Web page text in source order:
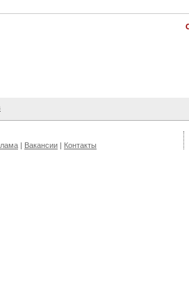
| Вакансии | Контакты